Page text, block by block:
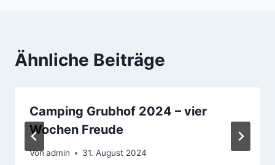
Ähnliche Beiträge
Camping Grubhof 2024 – vier
Wochen Freude
Vonadmin 31. August 2024